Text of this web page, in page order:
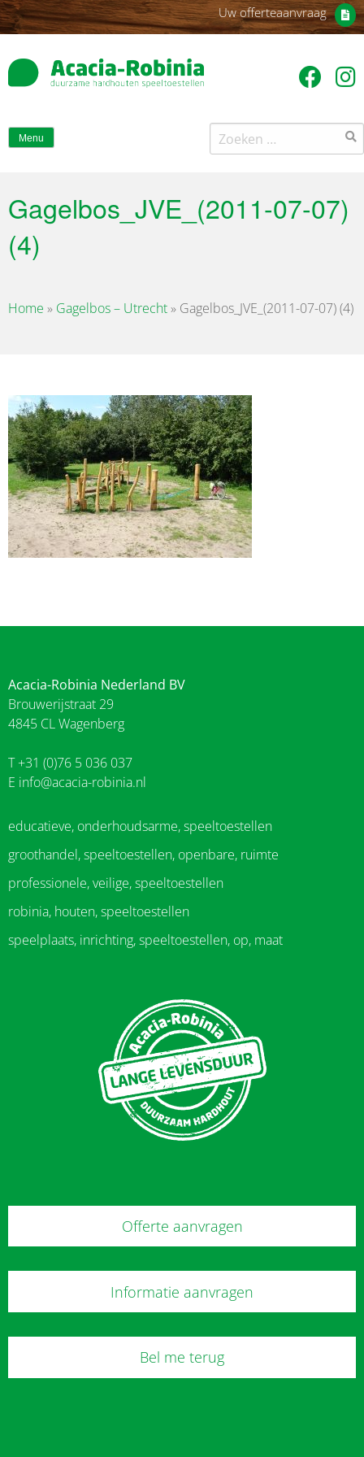
Uw offerteaanvraag
Menu
Zoeken
naar:
Gagelbos_JVE_(2011-07-07)
(4)
Home » Gagelbos – Utrecht» Gagelbos_JVE_(2011-07-07) (4)
Acacia-Robinia Nederland BV
Brouwerijstraat 29
4845 CL Wagenberg
T +31 (0)76 5 036 037
E info@acacia-robinia.nl
educatieve, onderhoudsarme, speeltoestellen
groothandel, speeltoestellen, openbare, ruimte
professionele, veilige, speeltoestellen
robinia, houten, speeltoestellen
speelplaats, inrichting, speeltoestellen, op, maat
Offerte aanvragen
Informatie aanvragen
Bel me terug